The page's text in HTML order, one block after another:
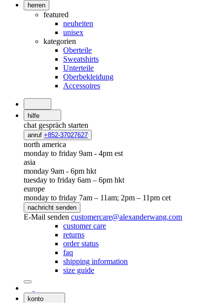
herren
featured
neuheiten
unisex
kategorien
Oberteile
Sweatshirts
Unterteile
Oberbekleidung
Accessoires
hilfe
chat gespräch starten
anruf +852-37027627
north america
monday to friday 9am - 4pm est
asia
monday 9am - 6pm hkt
tuesday to friday 6am – 6pm hkt
europe
monday to friday 7am – 11am; 2pm – 11pm cet
nachricht senden
E-Mail senden customercare@alexanderwang.com
customer care
returns
order status
faq
shipping information
size guide
konto